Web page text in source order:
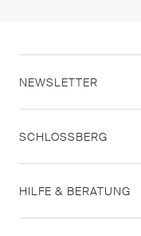
NEWSLETTER
SCHLOSSBERG
HILFE & BERATUNG